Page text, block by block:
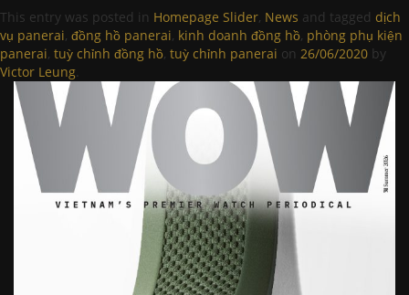
This entry was posted in Homepage Slider, News and tagged dịch
vụ panerai, đồng hồ panerai, kinh doanh đồng hồ, phòng phụ kiện
panerai, tuỳ chỉnh đồng hồ, tuỳ chỉnh panerai on 26/06/2020 by
Victor Leung.